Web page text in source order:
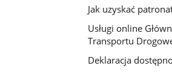
Jak uzyskać
Usługi online
Transportu
Deklaracja